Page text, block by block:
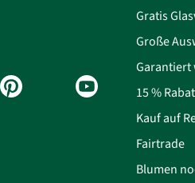
Gratis
Große
Garantiert
15 %
Kauf auf
Fairtrade
Blumen